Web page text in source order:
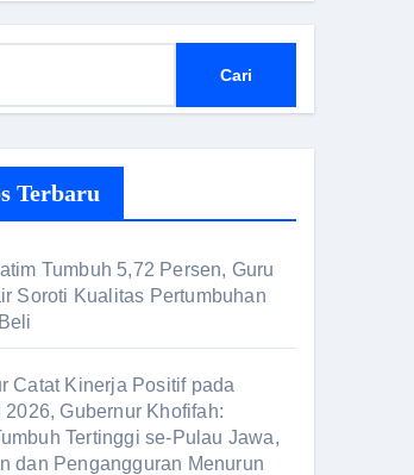
Terbaru
Tumbuh 5,72 Persen, Guru
Soroti Kualitas Pertumbuhan
Catat Kinerja Positif pada
2026, Gubernur Khofifah:
Tertinggi se-Pulau Jawa,
dan Pengangguran Menurun